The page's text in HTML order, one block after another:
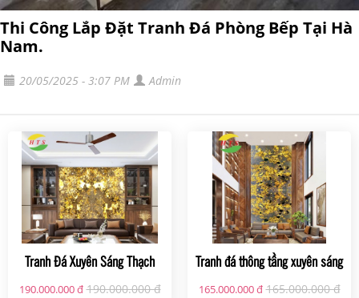
Thi Công Lắp Đặt Tranh Đá Phòng Bếp Tại Hà
Nam.
20/05/2025 - 3:07 PM Admin
Tranh Đá Xuyên Sáng Thạch
190.000.000 đ 190.000.000 đ
Tranh đá thông tầng xuyên sáng
165.000.000 đ 165.000.000 đ